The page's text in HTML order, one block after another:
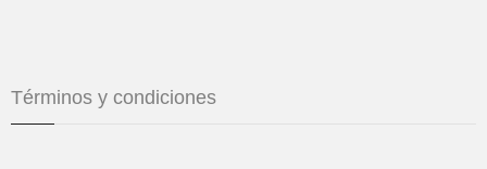
Términos y condiciones